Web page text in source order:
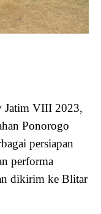
Jatim VIII 2023,
Ponorogo
persiapan
performa
dikirim ke Blitar